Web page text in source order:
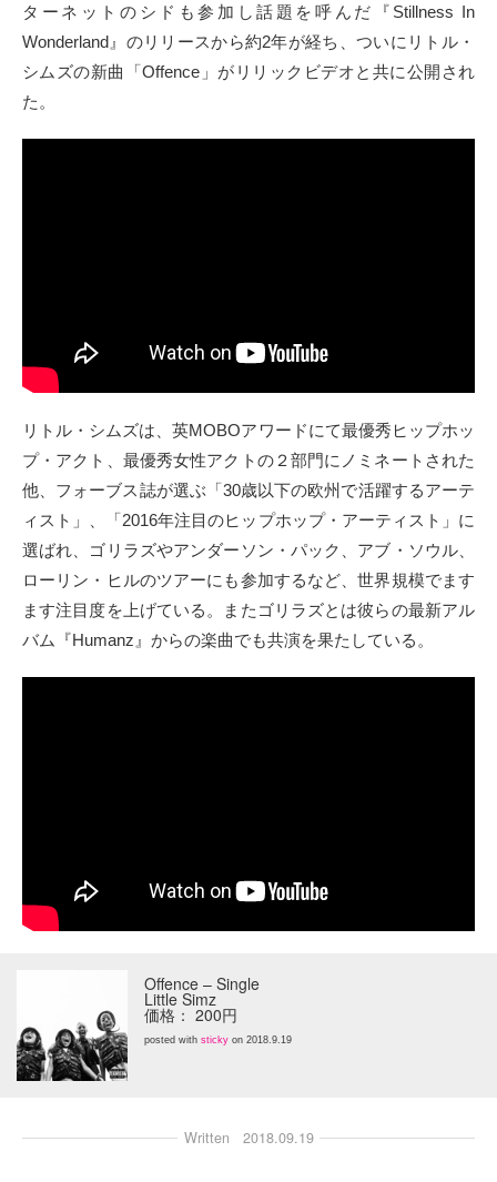
ターネットのシドも参加し話題を呼んだ『Stillness In
Wonderland』のリリースから約2年が経ち、ついにリトル・
シムズの新曲「Offence」がリリックビデオと共に公開され
た。
リトル・シムズは、英MOBOアワードにて最優秀ヒップホッ
プ・アクト、最優秀女性アクトの２部門にノミネートされた
他、フォーブス誌が選ぶ「30歳以下の欧州で活躍するアーテ
ィスト」、「2016年注目のヒップホップ・アーティスト」に
選ばれ、ゴリラズやアンダーソン・パック、アブ・ソウル、
ローリン・ヒルのツアーにも参加するなど、世界規模でます
ます注目度を上げている。またゴリラズとは彼らの最新アル
バム『Humanz』からの楽曲でも共演を果たしている。
Offence – Single
Little Simz
価格： 200円
posted with sticky on 2018.9.19
Written 2018.09.19